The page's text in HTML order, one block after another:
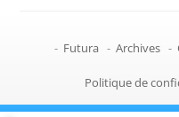
- Futura - Archives -
Politique de